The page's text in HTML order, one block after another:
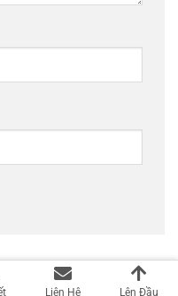
Liên Hệ Lên Đầu